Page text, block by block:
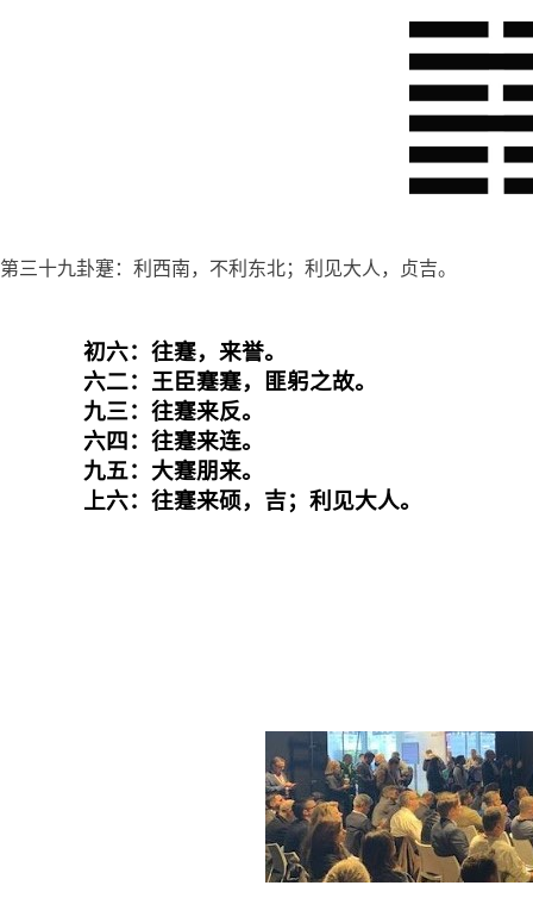
第三十九卦蹇：利西南，不利东北；利见大人，贞吉。
初六：往蹇，来誉。
六二：王臣蹇蹇，匪躬之故。
九三：往蹇来反。
六四：往蹇来连。
九五：大蹇朋来。
上六：往蹇来硕，吉；利见大人。